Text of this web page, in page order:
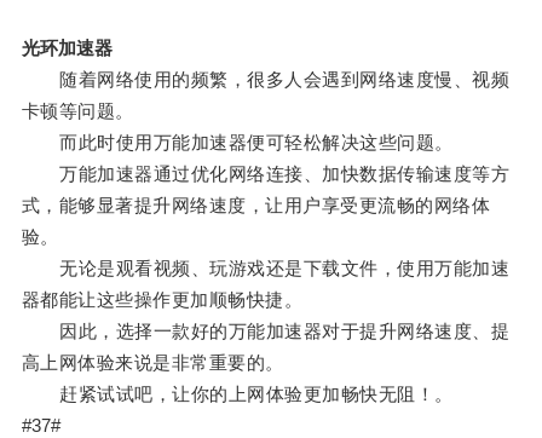
光环加速器
随着网络使用的频繁，很多人会遇到网络速度慢、视频
卡顿等问题。
而此时使用万能加速器便可轻松解决这些问题。
万能加速器通过优化网络连接、加快数据传输速度等方
式，能够显著提升网络速度，让用户享受更流畅的网络体
验。
无论是观看视频、玩游戏还是下载文件，使用万能加速
器都能让这些操作更加顺畅快捷。
因此，选择一款好的万能加速器对于提升网络速度、提
高上网体验来说是非常重要的。
赶紧试试吧，让你的上网体验更加畅快无阻！。
#37#